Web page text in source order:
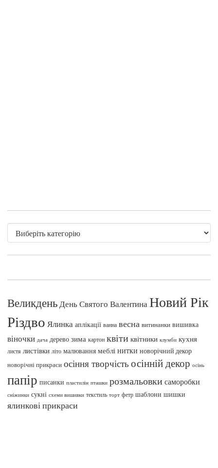
Великдень День Святого Валентина Новий Рік
Різдво Ялинка аплікації ванна весна витинанки вишивка
віночки дача дерево зима картон квіти квітники клумби кухня
листя листівки літо малювання меблі нитки новорічний декор
новорічні прикраси осіння творчість осінній декор осінь
папір писанки пластилін пташки розмальовки саморобки
сніжинки сукні схеми вишивки текстиль торт фетр шаблони шишки
ялинкові прикраси